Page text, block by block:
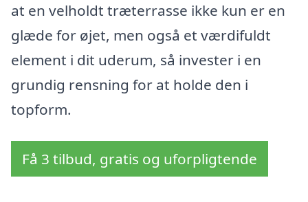
at en velholdt træterrasse ikke kun er en
glæde for øjet, men også et værdifuldt
element i dit uderum, så invester i en
grundig rensning for at holde den i
topform.
Få 3 tilbud, gratis og uforpligtende